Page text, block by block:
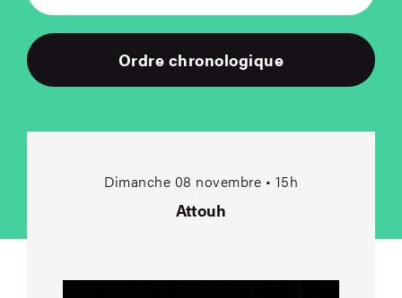
Ordre chronologique
Dimanche 08 novembre • 15h
Attouh